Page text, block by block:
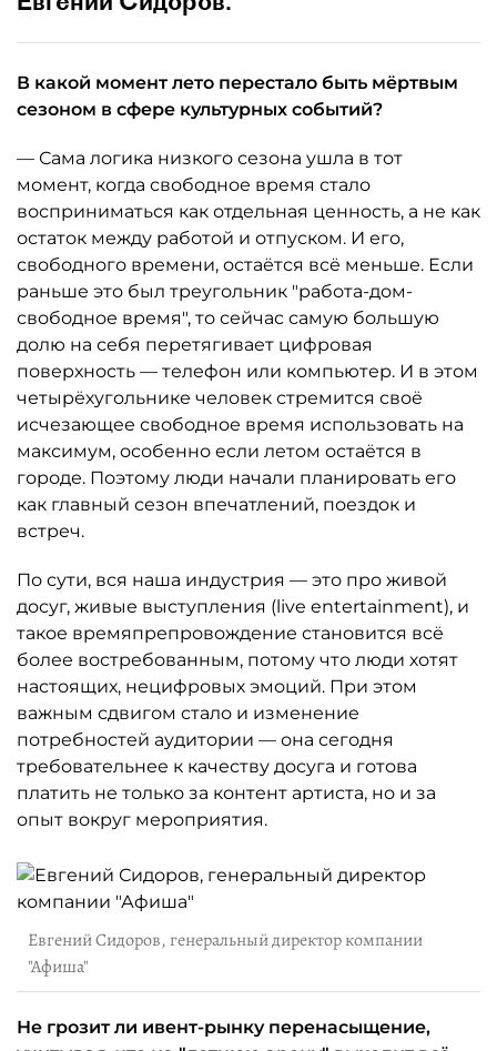
В какой момент лето перестало быть мёртвым
сезоном в сфере культурных событий?
— Сама логика низкого сезона ушла в тот
момент, когда свободное время стало
восприниматься как отдельная ценность, а не как
остаток между работой и отпуском. И его,
свободного времени, остаётся всё меньше. Если
раньше это был треугольник "работа-дом-
свободное время", то сейчас самую большую
долю на себя перетягивает цифровая
поверхность — телефон или компьютер. И в этом
четырёхугольнике человек стремится своё
исчезающее свободное время использовать на
максимум, особенно если летом остаётся в
городе. Поэтому люди начали планировать его
как главный сезон впечатлений, поездок и
встреч.
По сути, вся наша индустрия — это про живой
досуг, живые выступления (live entertainment), и
такое времяпрепровождение становится всё
более востребованным, потому что люди хотят
настоящих, нецифровых эмоций. При этом
важным сдвигом стало и изменение
потребностей аудитории — она сегодня
требовательнее к качеству досуга и готова
платить не только за контент артиста, но и за
опыт вокруг мероприятия.
Евгений Сидоров, генеральный директор компании
"Афиша"
Не грозит ли ивент-рынку перенасыщение,